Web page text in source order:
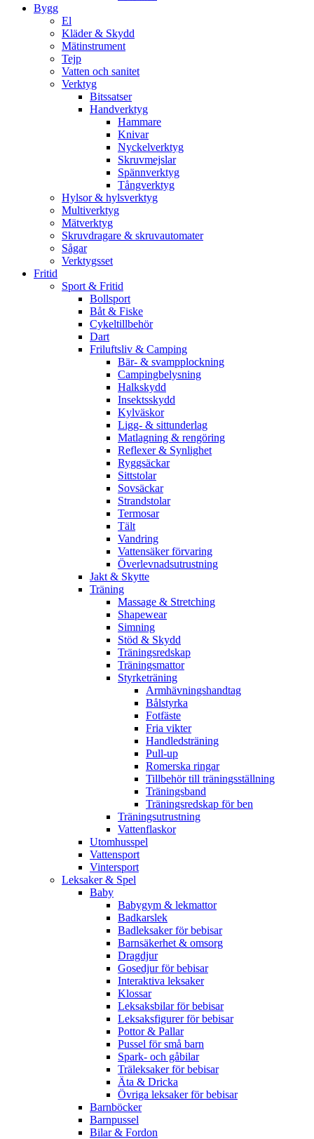
Bygg
El
Kläder & Skydd
Mätinstrument
Tejp
Vatten och sanitet
Verktyg
Bitssatser
Handverktyg
Hammare
Knivar
Nyckelverktyg
Skruvmejslar
Spännverktyg
Tångverktyg
Hylsor & hylsverktyg
Multiverktyg
Mätverktyg
Skruvdragare & skruvautomater
Sågar
Verktygsset
Fritid
Sport & Fritid
Bollsport
Båt & Fiske
Cykeltillbehör
Dart
Friluftsliv & Camping
Bär- & svampplockning
Campingbelysning
Halkskydd
Insektsskydd
Kylväskor
Ligg- & sittunderlag
Matlagning & rengöring
Reflexer & Synlighet
Ryggsäckar
Sittstolar
Sovsäckar
Strandstolar
Termosar
Tält
Vandring
Vattensäker förvaring
Överlevnadsutrustning
Jakt & Skytte
Träning
Massage & Stretching
Shapewear
Simning
Stöd & Skydd
Träningsredskap
Träningsmattor
Styrketräning
Armhävningshandtag
Bålstyrka
Fotfäste
Fria vikter
Handledsträning
Pull-up
Romerska ringar
Tillbehör till träningsställning
Träningsband
Träningsredskap för ben
Träningsutrustning
Vattenflaskor
Utomhusspel
Vattensport
Vintersport
Leksaker & Spel
Baby
Babygym & lekmattor
Badkarslek
Badleksaker för bebisar
Barnsäkerhet & omsorg
Dragdjur
Gosedjur för bebisar
Interaktiva leksaker
Klossar
Leksaksbilar för bebisar
Leksaksfigurer för bebisar
Pottor & Pallar
Pussel för små barn
Spark- och gåbilar
Träleksaker för bebisar
Äta & Dricka
Övriga leksaker för bebisar
Barnböcker
Barnpussel
Bilar & Fordon